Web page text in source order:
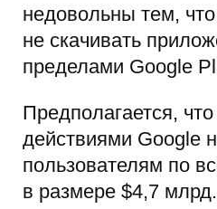
недовольны тем,
не скачивать
пределами Google
Предполагается,
действиями Google
пользователям по
в размере $4,7 млрд.